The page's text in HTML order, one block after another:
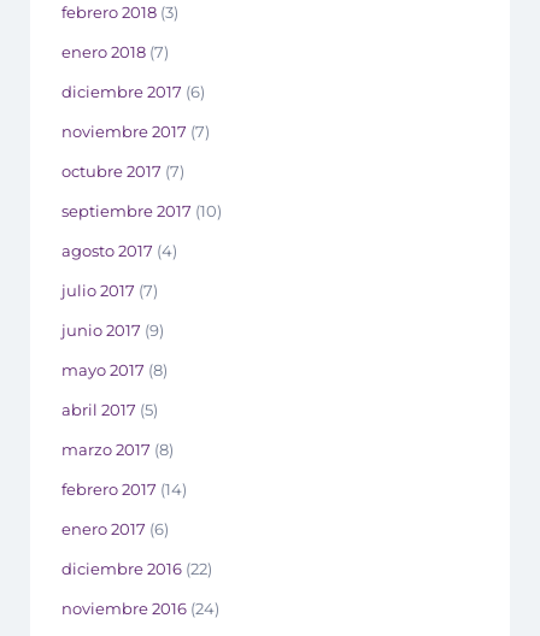
febrero 2018 (3)
enero 2018 (7)
diciembre 2017 (6)
noviembre 2017 (7)
octubre 2017 (7)
septiembre 2017 (10)
agosto 2017 (4)
julio 2017 (7)
junio 2017 (9)
mayo 2017 (8)
abril 2017 (5)
marzo 2017 (8)
febrero 2017 (14)
enero 2017 (6)
diciembre 2016 (22)
noviembre 2016 (24)